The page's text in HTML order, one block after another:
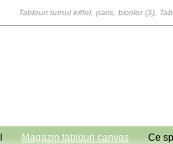
Tablouri turnul eiffel, paris, bicolor (3),
Magazin tablouri canvas Ce